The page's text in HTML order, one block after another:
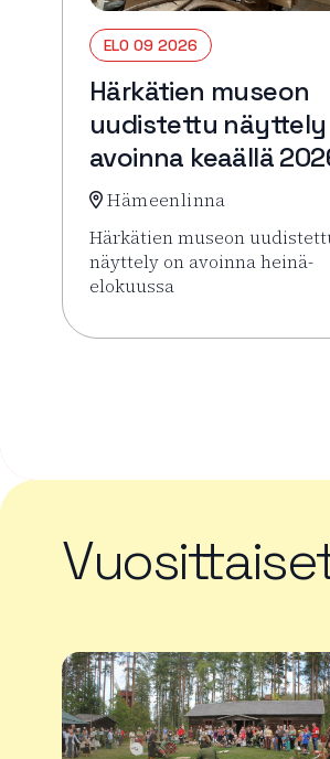
ELO 09 2026
Härkätien museon
uudistettu näyttely
avoinna keaällä
Hämeenlinna
Härkätien museon
näyttely on avoinna heinä-
elokuussa
Lue lisää tapahtumasta